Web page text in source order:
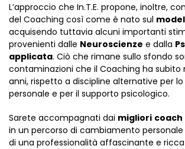
L’approccio che In.T.E. propone, inoltre,
del Coaching così come è nato sul
acquisendo tuttavia alcuni importanti
provenienti dalle Neuroscienze e dalla
applicata. Ciò che rimane sullo sfondo
contaminazioni che il Coaching ha subito
anni, rispetto a discipline alternative per lo
personale e per il supporto psicologico.
Sarete accompagnati dai migliori
in un percorso di cambiamento personale
di una professionalità affascinante e